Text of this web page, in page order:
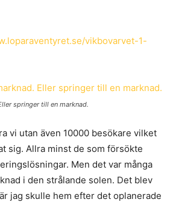
vikbovarvet-1-
springer till en marknad.
vi utan även 10000 besökare vilket
sig. Allra minst de som försökte
Men det var många
i den strålande solen. Det blev
jag skulle hem efter det oplanerade